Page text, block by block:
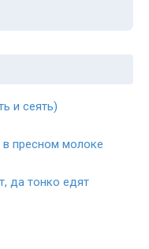
и сеять)
в пресном молоке
да тонко едят